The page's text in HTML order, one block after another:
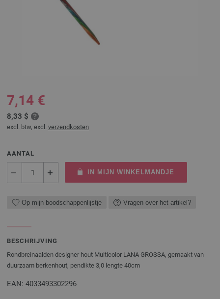
7,14 €
8,33 $
excl. btw, excl. verzendkosten
AANTAL
IN MIJN WINKELMANDJE
Op mijn boodschappenlijstje Vragen over het artikel?
BESCHRIJVING
Rondbreinaalden designer hout Multicolor LANA GROSSA, gemaakt van
duurzaam berkenhout, pendikte 3,0 lengte 40cm
EAN: 4033493302296